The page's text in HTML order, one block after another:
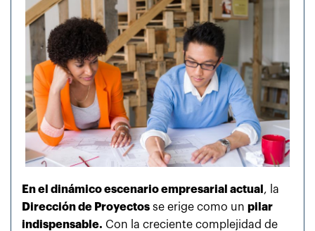
En el dinámico escenario empresarial actual , la
Dirección de Proyectos se erige como un pilar
indispensable. Con la creciente complejidad de